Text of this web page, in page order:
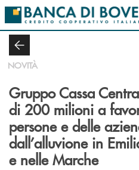
Salta al contenuto principale
NOVITÀ
Gruppo Cassa
di 200 milioni a
persone e delle
dall’alluvione in
e nelle Marche